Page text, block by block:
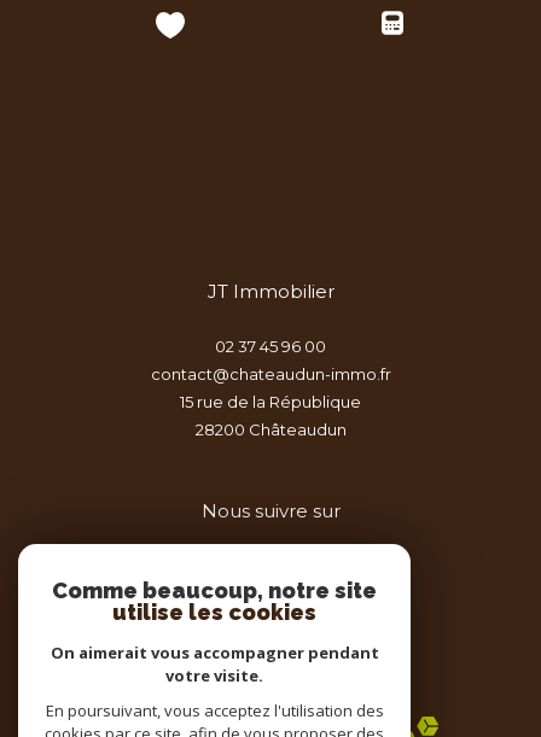
JT Immobilier
02 37 45 96 00
contact@chateaudun-immo.fr
15 rue de la République
28200
châteaudun
Nous suivre sur
Adhérents
Comme beaucoup, notre site
utilise les cookies
On aimerait vous accompagner pendant
votre visite.
En poursuivant, vous acceptez l'utilisation des